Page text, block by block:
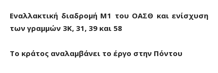
Εναλλακτική διαδρομή Μ1 του ΟΑΣΘ και ενίσχυση
των γραμμών 3Κ, 31, 39 και 58
Το κράτος αναλαμβάνει το έργο στην Πόντου